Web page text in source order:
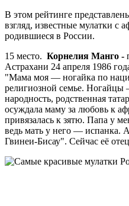
В этом рейтинге
взгляд, известные мулатки с
родившиеся в России.
15 место. Корнелия Манго -
Астрахани 24 апреля 1986
"Мама моя — ногайка по
религиозной семье.
народность, родственная
осуждала маму за любовь к
привязалась к зятю. Папа у
ведь мать у него — испанка.
Гвинеи-Бисау". Сейчас её